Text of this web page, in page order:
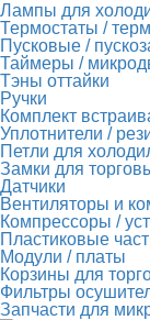
Лампы для
Термостаты /
Пусковые /
Таймеры /
Тэны оттайки
Ручки
Комплект
Уплотнители /
Петли для
Замки для
Датчики
Вентиляторы и
Компрессоры /
Пластиковые
Модули / платы
Корзины для
Фильтры
Запчасти для